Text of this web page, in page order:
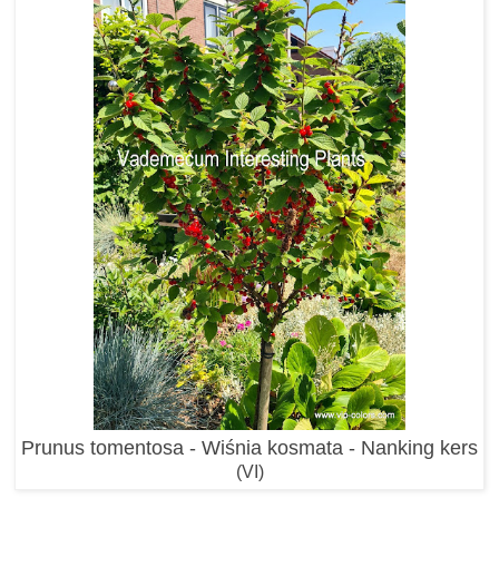
Prunus tomentosa - Wiśnia kosmata - Nanking kers
(VI)